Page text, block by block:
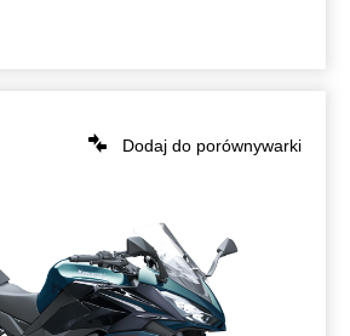
Dodaj do porównywarki